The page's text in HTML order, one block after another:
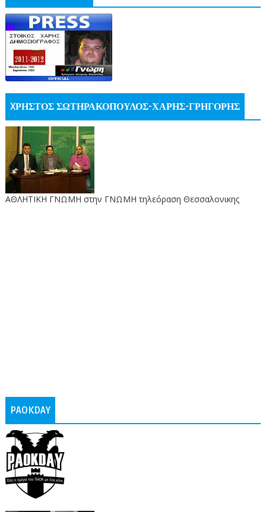
XΡΗΣΤΟΣ ΣΩΤΗΡΑΚΟΠΟΥΛΟΣ-ΧΑΡΗΣ-ΓΡΗΓΟΡΗΣ
ΑΘΛΗΤΙΚΗ ΓΝΩΜΗ στην ΓΝΩΜΗ τηλεόραση Θεσσαλονικης
PAOKDAY